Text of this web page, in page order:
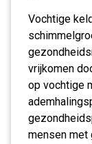
Vochtige
vrijkomen
op vochtige
mensen met